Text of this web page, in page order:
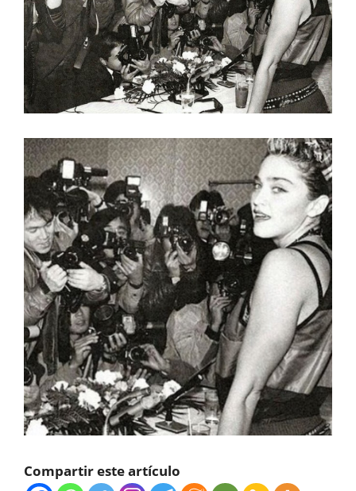
Compartir este artículo